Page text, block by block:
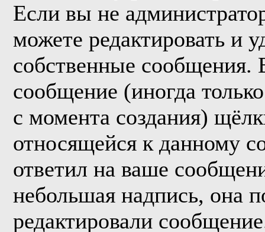
Если вы не
можете редактировать и
собственные сообщения.
сообщение (иногда
с момента создания)
относящейся к данному
ответил на ваше
небольшая надпись, она
редактировали